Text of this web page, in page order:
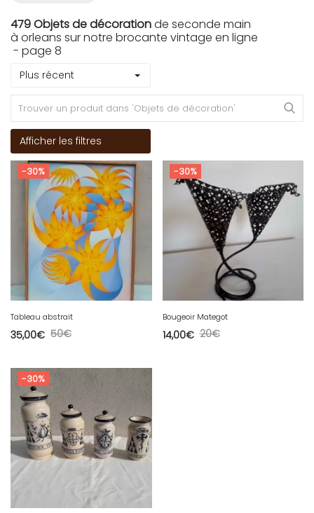
479 Objets de décorationde seconde main
à orleans sur notre brocante vintage en ligne
- page 8
Plus récent
Afficher les filtres
-30%
Tableau abstrait
50€
35,00€
-30%
Bougeoir Mategot
20€
14,00€
-30%